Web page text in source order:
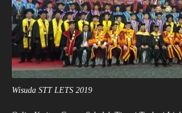
Wisuda STT LETS 2019